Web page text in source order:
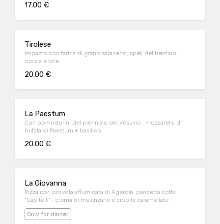
17.00 €
Tirolese
Impasto con farina di grano saraceno, spek del trentino,
rucola e brie
20.00 €
La Paestum
Con pomodorini del piennolo del Vesuvio , mozzarella di
bufala di Paestum e basilico
20.00 €
La Giovanna
Pizza con provola affumicata di Agerola, pancetta cotta
"Capitelli" , crema di melanzane e cipolle caramellate
Only for dinner